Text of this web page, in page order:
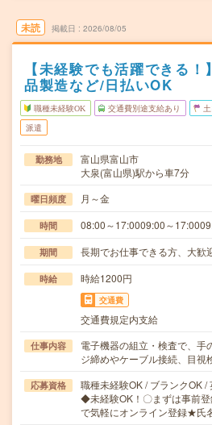
未読 掲載日 2026/08/05
【未経験でも活躍できる
品製造など/日払いOK
職種未経験OK 交通費別途支給あり
派遣
勤務地
富山県富山市
大泉(富山県)駅から車7分
曜日頻度 月～金
時間 08:00～17:0009:00～
期間 長期でお仕事できる方、大歓
時給 時給1200円
交通費
交通費規定内支給
仕事内容
電子機器の組立・検査で、手
ジ締めやケーブル接続、目
応募資格
職種未経験OK / ブランクOK /
◆未経験OK！〇まずは事前
で気軽にオンライン登録★氏